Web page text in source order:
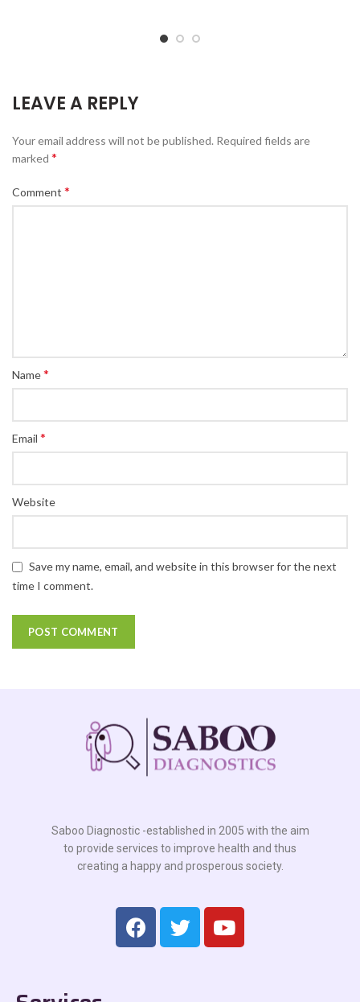
LEAVE A REPLY
Your email address will not be published. Required fields are
marked *
Comment *
Name*
Email *
Website
Save my name, email, and website in this browser for the next
time I comment.
Saboo Diagnostic -established in 2005 with the aim
to provide services to improve health and thus
creating a happy and prosperous society.